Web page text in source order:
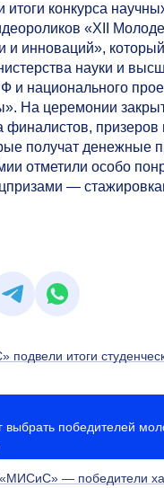
итоги конкурса
«XII
и инноваций»,
науки и
и национального
На церемонии
призеров
получат денежные
отметили особо
—
итоги
выбрать победителей
— победители